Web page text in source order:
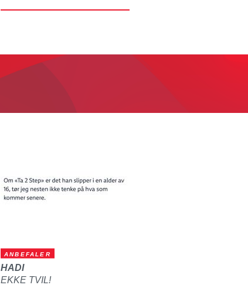
ANBEFALER
HADI
EKKE TVIL!